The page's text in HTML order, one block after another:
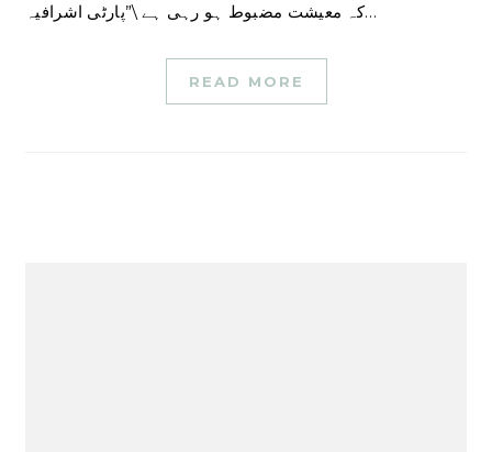
کہ معیشت مضبوط ہو رہی ہے \”پارٹی اشرافیہ…
READ MORE